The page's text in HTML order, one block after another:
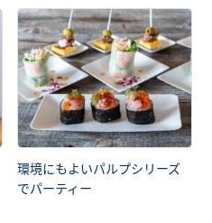
環境にもよいパルプシリーズ
でパーティー